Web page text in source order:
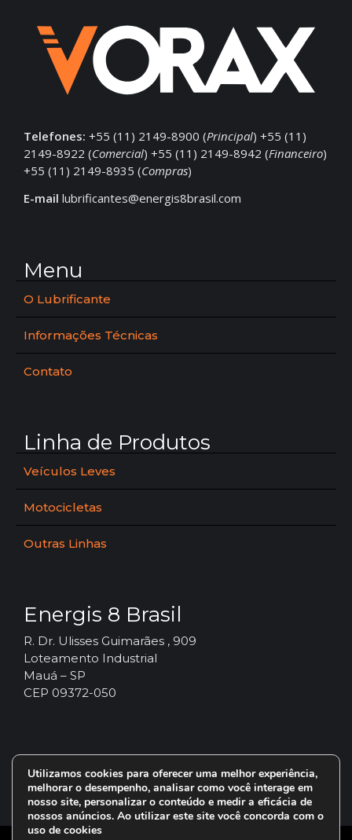
Telefones: +55 (11) 2149-8900 (Principal) +55 (11)
2149-8922 (Comercial) +55 (11) 2149-8942 (Financeiro)
+55 (11) 2149-8935 (Compras)
E-mail lubrificantes@energis8brasil.com
Menu
O Lubrificante
Informações Técnicas
Contato
Linha de Produtos
Veículos Leves
Motocicletas
Outras Linhas
Energis 8 Brasil
R. Dr. Ulisses Guimarães , 909
Loteamento Industrial
Mauá – SP
CEP 09372-050
Utilizamos cookies para oferecer uma melhor experiência,
melhorar o desempenho, analisar como você interage em
nosso site, personalizar o conteúdo e medir a eficácia de
nossos anúncios. Ao utilizar este site você concorda com o
uso de cookies